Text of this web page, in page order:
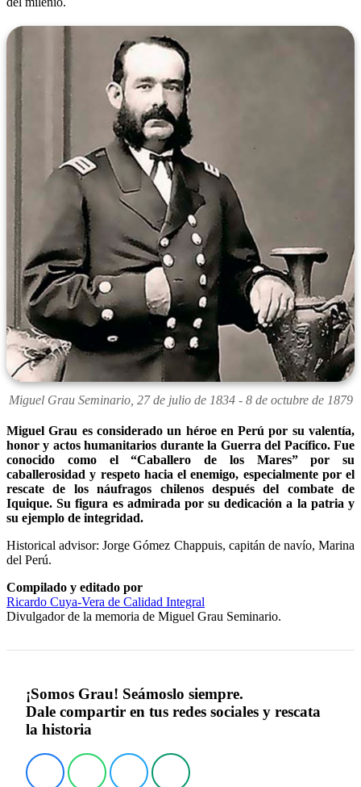
Miguel Grau Seminario, 27 de julio de 1834 - 8 de octubre de 1879
Miguel Grau es considerado un héroe en Perú por su valentía,
honor y actos humanitarios durante la Guerra del Pacífico. Fue
conocido como el “Caballero de los Mares” por su
caballerosidad y respeto hacia el enemigo, especialmente por el
rescate de los náufragos chilenos después del combate de
Iquique. Su figura es admirada por su dedicación a la patria y
su ejemplo de integridad.
Historical advisor: Jorge Gómez Chappuis, capitán de navío, Marina
del Perú.
Compilado y editado por
Ricardo Cuya-Vera de Calidad Integral
Divulgador de la memoria de Miguel Grau Seminario.
¡Somos Grau! Seámoslo siempre.
Dale compartir en tus redes sociales y rescata
la historia